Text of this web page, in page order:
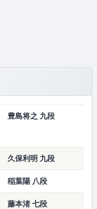
豊島将之 九段
久保利明 九段
稲葉陽 八段
藤本渚 七段